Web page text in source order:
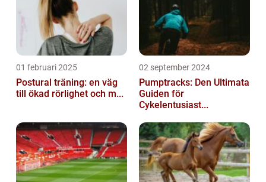
01 februari 2025
Postural träning: en väg
till ökad rörlighet och m...
02 september 2024
Pumptracks: Den Ultimata
Guiden för
Cykelentusiast...